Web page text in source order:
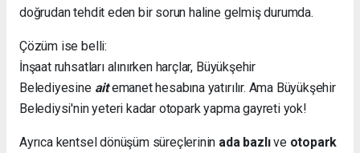
doğrudan tehdit eden bir sorun haline gelmiş durumda.
Çözüm ise belli:
İnşaat ruhsatları alınırken harçlar, Büyükşehir
Belediyesine aitemanet hesabına yatırılır. Ama Büyükşehir
Belediysi'nin yeteri kadar otopark yapma gayreti yok!
Ayrıca kentsel dönüşüm süreçlerinin ada bazlıve otopark